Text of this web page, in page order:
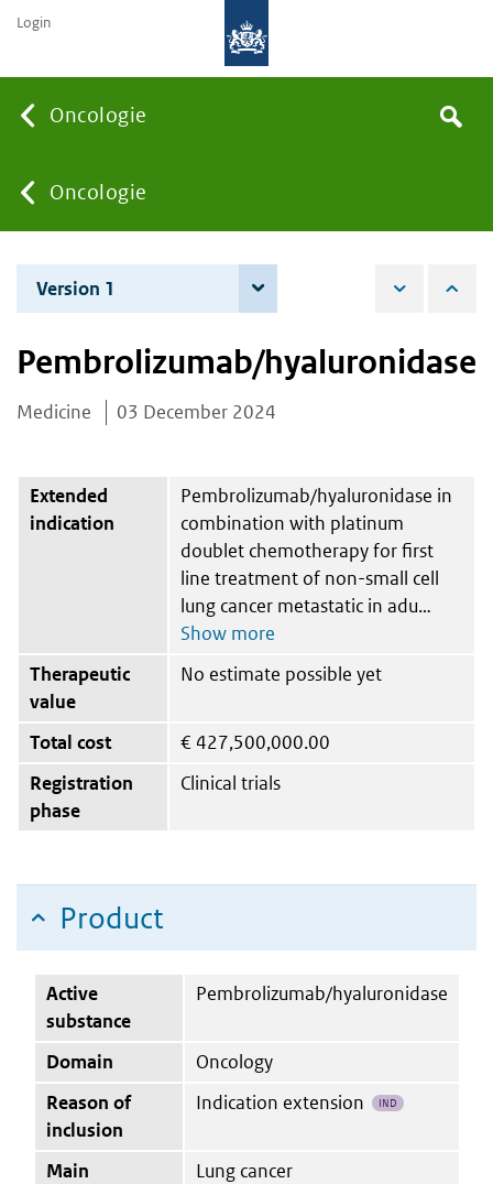
Oncologie
You
are
here:
Oncologie
the
Search
Login
Version 1
Pembrolizumab/hyaluronidase
Medicine 03 December 2024
Extended
indication
Pembrolizumab/hyaluronidase in
combination with platinum
doublet chemotherapy for first
line treatment of non-small cell
lung cancer metastatic in adu
Therapeutic
value
No estimate possible yet
Total cost € 427,500,000.00
Registration
phase
Clinical trials
Product
Active
substance
Pembrolizumab/hyaluronidase
Domain
Oncology
Reason of
inclusion
Indication extension IND
Main
Lung cancer